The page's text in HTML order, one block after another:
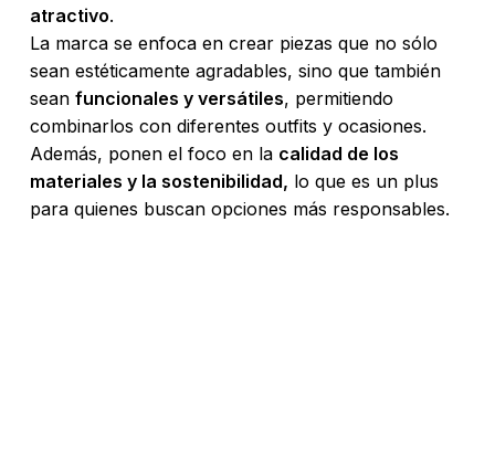
atractivo.
La marca se enfoca en crear piezas que no sólo
sean estéticamente agradables, sino que también
sean funcionales y versátiles, permitiendo
combinarlos con diferentes outfits y ocasiones.
Además, ponen el foco en la calidad de los
materiales y la sostenibilidad, lo que es un plus
para quienes buscan opciones más responsables.